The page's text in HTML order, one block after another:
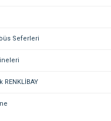
Seferleri
RENKLİBAY